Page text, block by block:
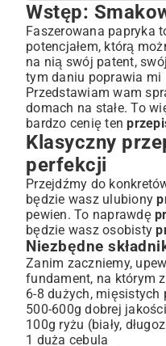
Wstęp: Smakowita
Klasyczny przepis na
Niezbędne składniki –
Przygotowanie farszu
Papryka – jak ją
Proces pieczenia: Ile
Wariacje na temat
Papryka faszerowana
Dodatki, które
Papryka faszerowana
Porady i triki kulinarne
Jak uniknąć
Papryka faszerowana
Idealne dodatki i
Sosy, które podkreślą
Propozycje podania na
Podsumowanie:
Wstęp:
Faszerowana papryka
potencjałem, którą
na nią swój patent,
tym daniu poprawia mi
Przedstawiam wam
domach na stałe. To
bardzo cenię ten
Klasyczny
perfekcji
Przejdźmy do
będzie wasz ulubiony
pewien. To naprawdę
będzie wasz osobisty
Niezbędne
Zanim zaczniemy,
fundament, na którym
6-8 dużych,
500-600g dobrej
100g ryżu (biały,
1 duża cebula